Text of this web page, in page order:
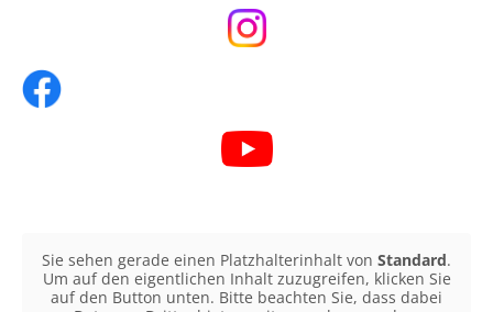
Sie sehen gerade einen Platzhalterinhalt von Standard.
Um auf den eigentlichen Inhalt zuzugreifen, klicken Sie
auf den Button unten. Bitte beachten Sie, dass dabei